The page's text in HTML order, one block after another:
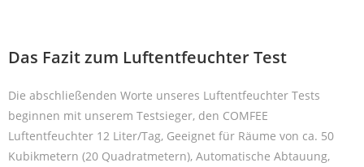
Das Fazit zum Luftentfeuchter Test
Die abschließenden Worte unseres Luftentfeuchter Tests
beginnen mit unserem Testsieger, den COMFEE
Luftentfeuchter 12 Liter/Tag, Geeignet für Räume von ca. 50
Kubikmetern (20 Quadratmetern), Automatische Abtauung,